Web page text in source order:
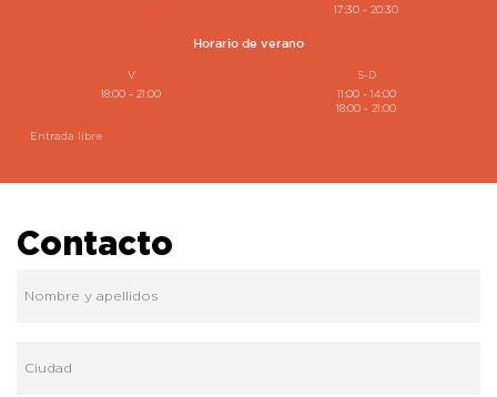
17:30 - 20:30
Horario de verano
V
18:00 - 21:00
S-D
11:00 - 14:00
18:00 - 21:00
Entrada libre
Contacto